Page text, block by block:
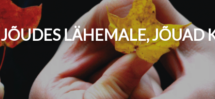
JÕUDES LÄHEMALE, JÕUAD